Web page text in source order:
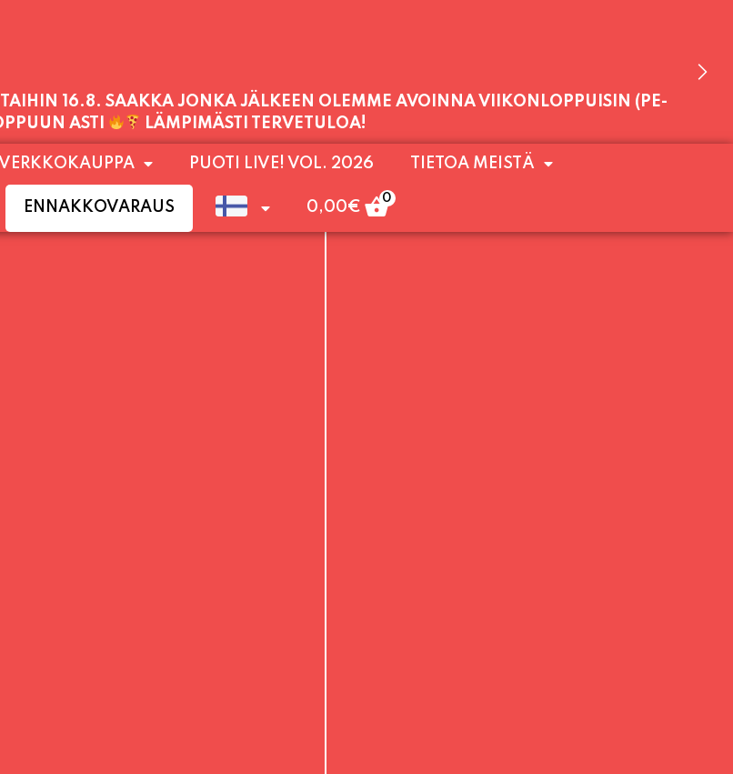
16.8. SAAKKA JONKA JÄLKEEN OLEMME AVOINNA VIIKONLOPPUISIN (PE-
ASTI
LÄMPIMÄSTI TERVETULOA!
PALVELEMME TÄNÄÄN:
TORSTAI11:00 - 21:00
VERKKOKAUPPA PUOTI LIVE! VOL. 2026 TIETOA MEISTÄ
ENNAKKOVARAUS 0,00€
0